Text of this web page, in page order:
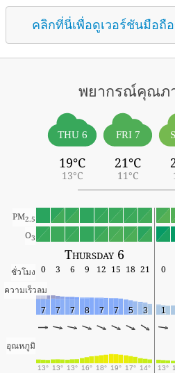
คลิกที่นี่เพื่อดูเวอร์ชันมือถื
พยากรณ์คุณภ
THU 6
19°C
13°C
FRI 7
21°C
11°C
PM2.5
O3
Thursday 6
ชั่วโมง 0 3 6 9 12 15 18 21 0
ความเร็วลม
7 7 7 8 7 7 5 3 1
อุณหภูมิ
13° 13° 13° 16° 18° 19° 17° 14° 13°